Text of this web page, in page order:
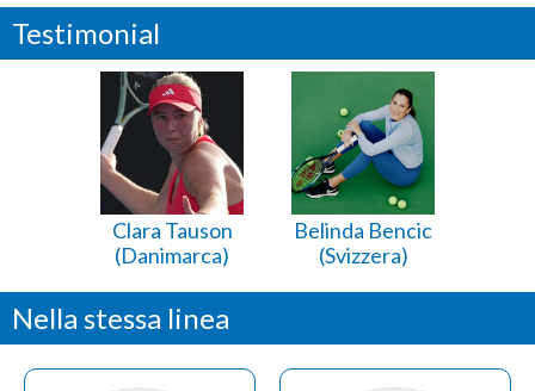
Testimonial
Clara Tauson
(Danimarca)
Belinda Bencic
(Svizzera)
Nella stessa linea